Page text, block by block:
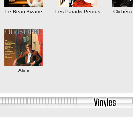
Le Beau Bizarre Les Paradis Perdus Clichés
Aline